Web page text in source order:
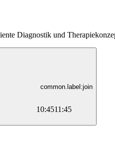
10:4511:45
Diagnostik und
common.label:join